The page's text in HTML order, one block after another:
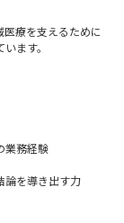
療を支えるために
ます。
携、分化
する各種講演
クラスの実績を強
から、地域医療の
業務経験
論を導き出す力
身の職務に活かし